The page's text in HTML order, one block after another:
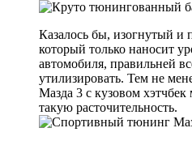
Казалось бы, изогнутый и
который только наносит
автомобиля, правильней
утилизировать. Тем не
Мазда 3 с кузовом хэтчбек
такую расточительность.